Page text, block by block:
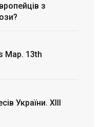
з
Map. 13th
України. ХІІІ